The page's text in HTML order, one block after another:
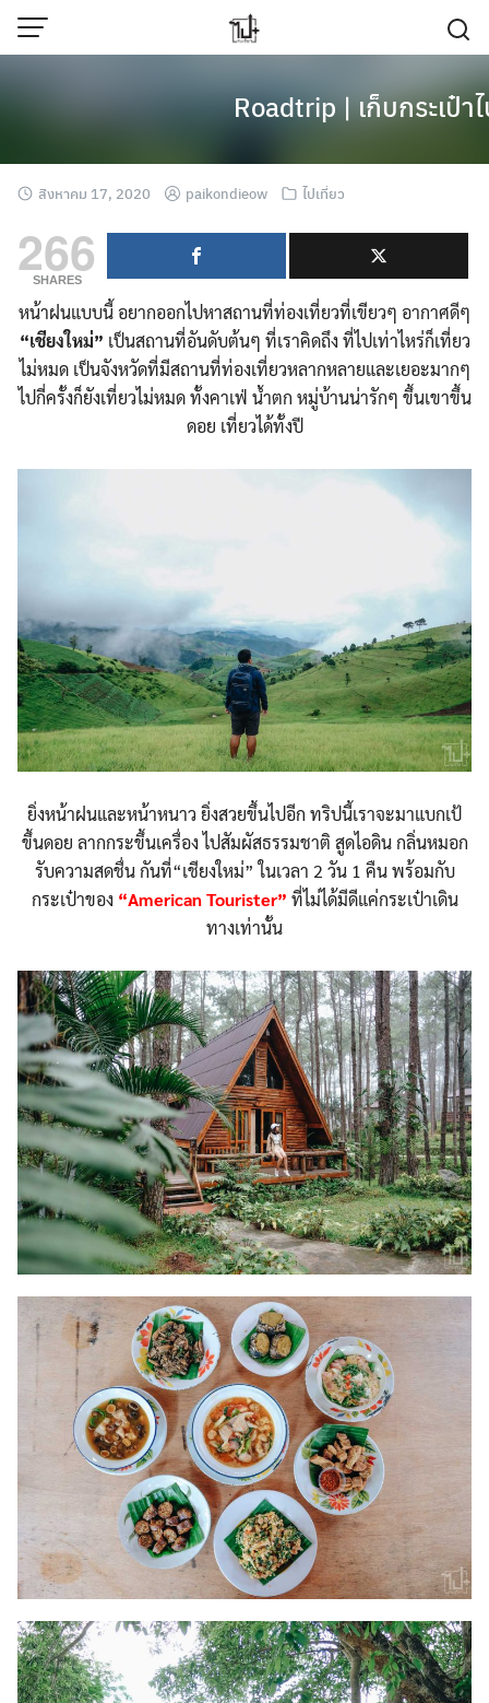
Skip
Roadtrip | เก็บกระเป๋า
สิงหาคม 17, 2020 paikondieow ไปเที่ยว
266
SHARES
หน้าฝนแบบนี้ อยากออกไปหาสถานที่ท่องเที่ยวที่เขียวๆ อากาศดีๆ
“เชียงใหม่” เป็นสถานที่อันดับต้นๆ ที่เราคิดถึง ที่ไปเท่าไหร่ก็เที่ยว
ไม่หมด เป็นจังหวัดที่มีสถานที่ท่องเที่ยวหลากหลายและเยอะมากๆ
ไปกี่ครั้งก็ยังเที่ยวไม่หมด ทั้งคาเฟ่ น้ำตก หมู่บ้านน่ารักๆ ขึ้นเขาขึ้น
ดอย เที่ยวได้ทั้งปี
ยิ่งหน้าฝนและหน้าหนาว ยิ่งสวยขึ้นไปอีก ทริปนี้เราจะมาแบกเป้
ขึ้นดอย ลากกระขึ้นเครื่อง ไปสัมผัสธรรมชาติ สูดไอดินกลิ่นหมอก
รับความสดชื่น กันที่“เชียงใหม่” ในเวลา 2 วัน 1 คืน พร้อมกับ
กระเป๋าของ “American Tourister” ที่ไม่ได้มีดีแค่กระเป๋าเดิน
ทางเท่านั้น